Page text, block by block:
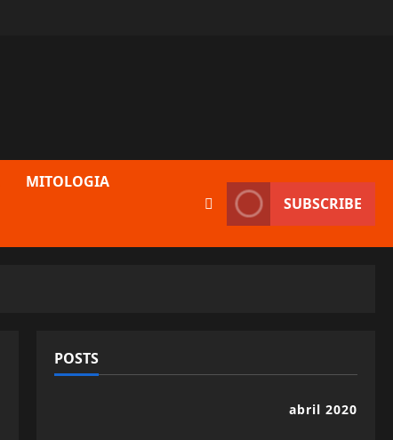
MITOLOGIA
SUBSCRIBE
POSTS
abril 2020